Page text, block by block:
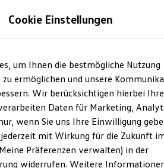
Cookie Einstellungen
um Ihnen die bestmögliche Nutzung
ermöglichen und unsere
Wir berücksichtigen hierbei Ihre
Daten für Marketing,
wenn Sie uns Ihre Einwilligung
jederzeit mit Wirkung für die Zukunft
Präferenzen verwalten) in der
widerrufen. Weitere